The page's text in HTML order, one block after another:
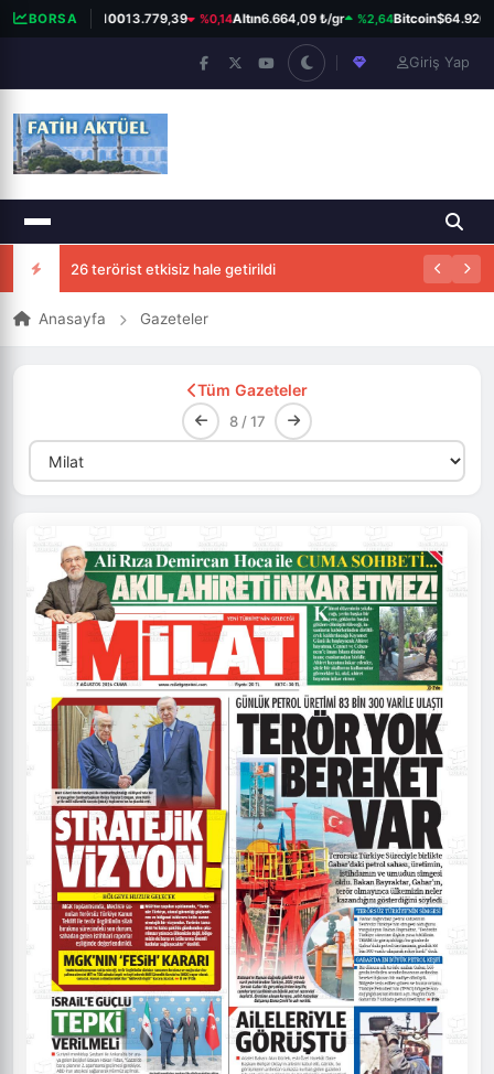
BORSABIST 10013.779,39 %0,14Altın6.664,09 ₺/gr %2,64Bitcoin$64.920
Giriş Yap
26 terörist etkisiz hale getirildi
Anasayfa Gazeteler
Tüm Gazeteler
8 / 17